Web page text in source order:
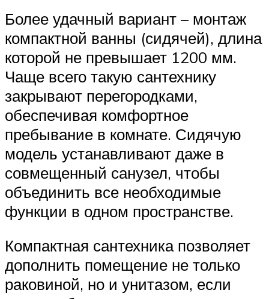
Более удачный вариант – монтаж
компактной ванны (сидячей), длина
которой не превышает 1200 мм.
Чаще всего такую сантехнику
закрывают перегородками,
обеспечивая комфортное
пребывание в комнате. Сидячую
модель устанавливают даже в
совмещенный санузел, чтобы
объединить все необходимые
функции в одном пространстве.
Компактная сантехника позволяет
дополнить помещение не только
раковиной, но и унитазом, если